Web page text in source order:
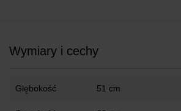
Wymiary i cechy
Głębokość 51 cm